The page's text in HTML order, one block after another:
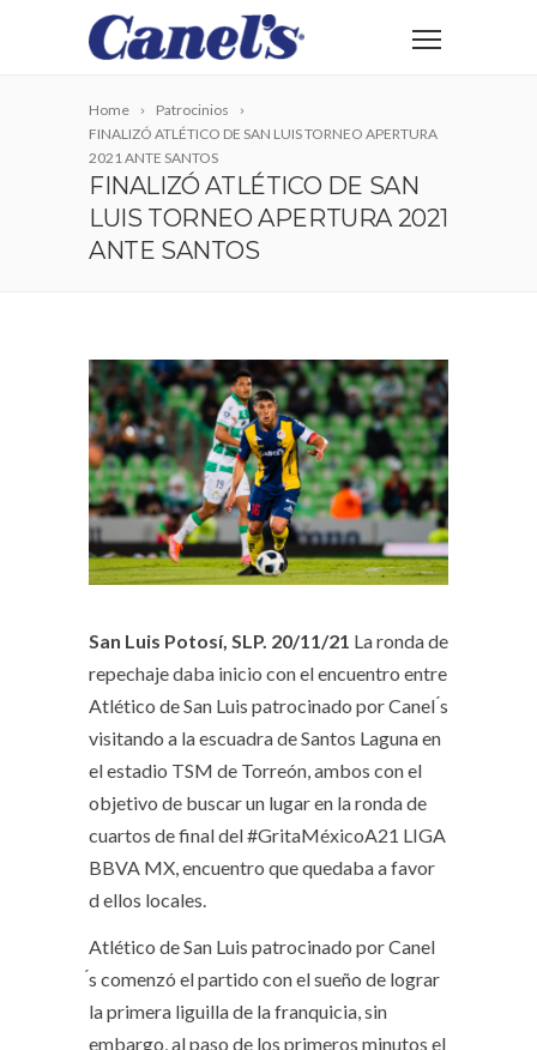
Home
Patrocinios
FINALIZÓ ATLÉTICO DE SAN LUIS TORNEO APERTURA
2021 ANTE SANTOS
FINALIZÓ ATLÉTICO DE SAN
LUIS TORNEO APERTURA 2021
ANTE SANTOS
San Luis Potosí, SLP. 20/11/21 La ronda de
repechaje daba inicio con el encuentro entre
Atlético de San Luis patrocinado por Canel ́s
visitando a la escuadra de Santos Laguna en
el estadio TSM de Torreón, ambos con el
objetivo de buscar un lugar en la ronda de
cuartos de final del #GritaMéxicoA21 LIGA
BBVA MX, encuentro que quedaba a favor
d ellos locales.
Atlético de San Luis patrocinado por Canel
́s comenzó el partido con el sueño de lograr
la primera liguilla de la franquicia, sin
embargo, al paso de los primeros minutos el